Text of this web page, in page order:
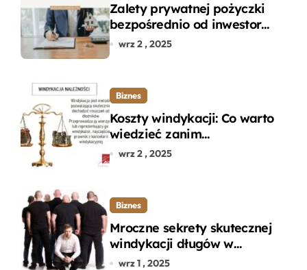
Zalety prywatnej pożyczki
bezpośrednio od inwestora
– dlaczego warto?
wrz 2 , 2025
Biznes
Koszty windykacji: Co warto
wiedzieć zanim
zdecydujesz się na
wrz 2 , 2025
Biznes
Mroczne sekrety skutecznej
windykacji długów w
departamencie windykacji
wrz 1 , 2025